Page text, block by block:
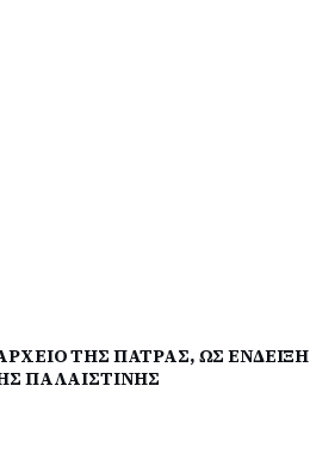
ΤΗΣ ΠΑΤΡΑΣ, ΩΣ ΕΝΔΕΙΞΗ
ΠΑΛΑΙΣΤΙΝΗΣ